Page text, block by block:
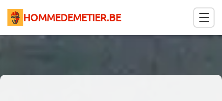
HOMMEDEMETIER.BE